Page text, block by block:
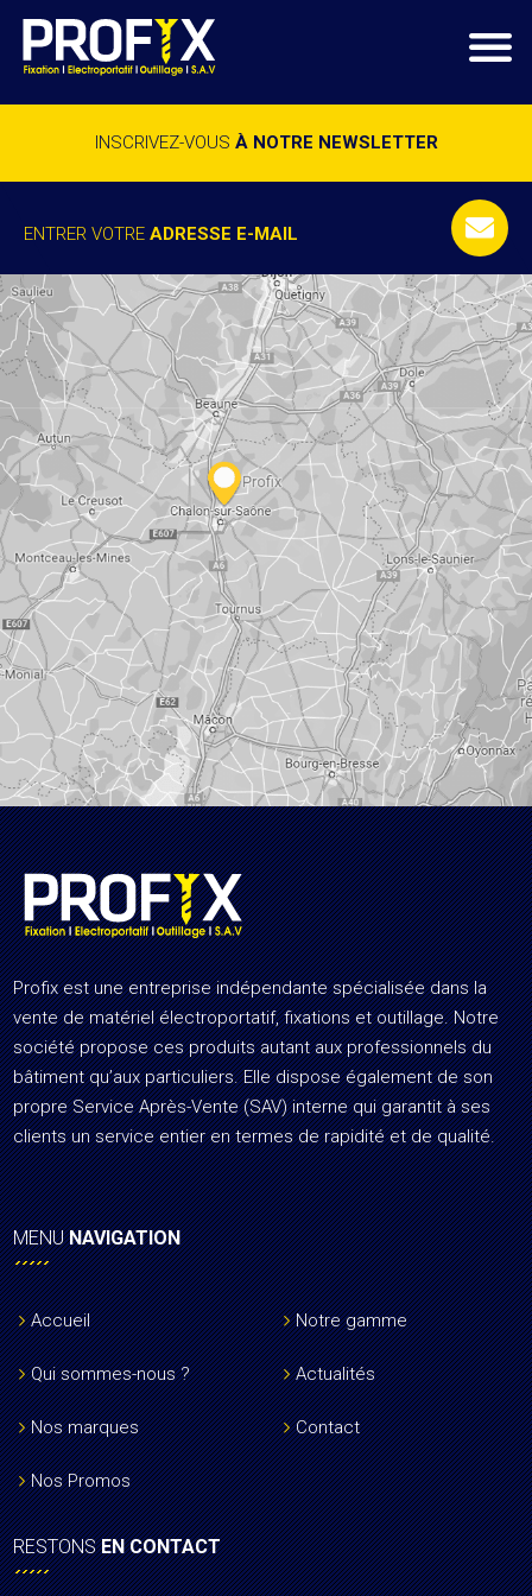
INSCRIVEZ-VOUS À NOTRE NEWSLETTER
ENTRER VOTRE ADRESSE E-MAIL
Profix est une entreprise indépendante spécialisée dans la
vente de matériel électroportatif, fixations et outillage. Notre
société propose ces produits autant aux professionnels du
bâtiment qu’aux particuliers. Elle dispose également de son
propre Service Après-Vente (SAV) interne qui garantit à ses
clients un service entier en termes de rapidité et de qualité.
MENUNAVIGATION
Accueil Notre gamme
Qui sommes-nous ? Actualités
Nos marques Contact
Nos Promos
RESTONSEN CONTACT